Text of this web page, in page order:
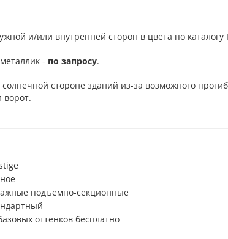
и/или внутренней сторон в цвета по каталогу
- по запросу.
стороне зданий из-за возможного
ворот.
подъемно-секционные
оттенков бесплатно